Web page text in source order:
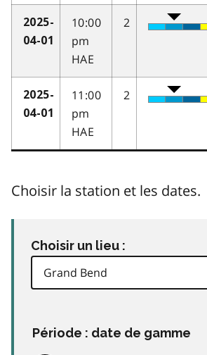
2025-
04-01
10:00
pm
HAE
2
2025-
04-01
11:00
pm
HAE
2
Choisir la station et les dates.
Choisir un lieu :
Période : date de gamme